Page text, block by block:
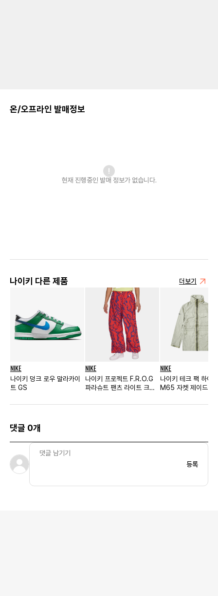
온/오프라인 발매정보
현재 진행중인 발매 정보가 없습니다.
나이키 다른 제품 더보기
NIKE
나이키 덩크 로우 말라카이
트 GS
NIKE
나이키 프로젝트 F.R.O.G
파라슈트 팬츠 라이트 크림
NIKE
나이키 테크 팩 하이
M65 자켓 제이드 스
댓글 0개
등록